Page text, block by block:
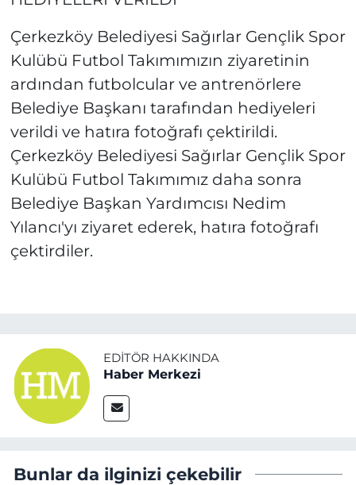
Çerkezköy Belediyesi Sağırlar Gençlik Spor
Kulübü Futbol Takımımızın ziyaretinin
ardından futbolcular ve antrenörlere
Belediye Başkanı tarafından hediyeleri
verildi ve hatıra fotoğrafı çektirildi.
Çerkezköy Belediyesi Sağırlar Gençlik Spor
Kulübü Futbol Takımımız daha sonra
Belediye Başkan Yardımcısı Nedim
Yılancı'yı ziyaret ederek, hatıra fotoğrafı
çektirdiler.
EDITÖR HAKKINDA
Haber Merkezi
Bunlar da ilginizi çekebilir